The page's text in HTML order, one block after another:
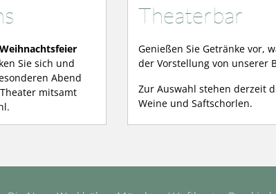
Sie sich und
Abend
mitsamt
Theaterbar
Genießen Sie Getränke vor,
der Vorstellung von unserer
Zur Auswahl stehen derzeit
Weine und Saftschorlen.